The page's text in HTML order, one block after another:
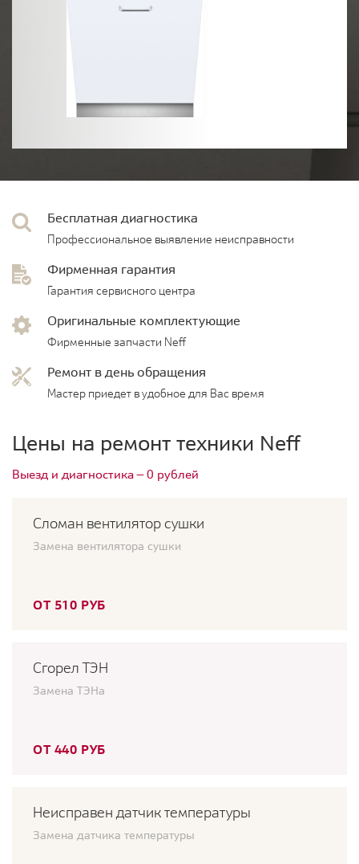
Бесплатная диагностика
Профессиональное выявление неисправности
Фирменная гарантия
Гарантия сервисного центра
Оригинальные комплектующие
Фирменные запчасти Neff
Ремонт в день обращения
Мастер приедет в удобное для Вас время
Цены на ремонт техники Neff
Выезд и диагностика — 0 рублей
Сломан вентилятор сушки
Замена вентилятора сушки
ОТ 510 РУБ
Сгорел ТЭН
Замена ТЭНа
ОТ 440 РУБ
Неисправен датчик температуры
Замена датчика температуры